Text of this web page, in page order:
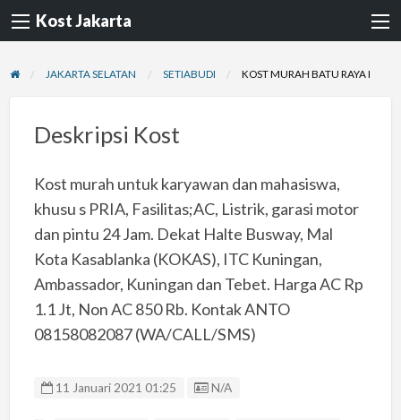
Kost Jakarta
JAKARTA SELATAN SETIABUDI KOST MURAH BATU RAYA I
Deskripsi Kost
Kost murah untuk karyawan dan mahasiswa,
khusu s PRIA, Fasilitas;AC, Listrik, garasi motor
dan pintu 24 Jam. Dekat Halte Busway, Mal
Kota Kasablanka (KOKAS), ITC Kuningan,
Ambassador, Kuningan dan Tebet. Harga AC Rp
1.1 Jt, Non AC 850 Rb. Kontak ANTO
08158082087 (WA/CALL/SMS)
11 Januari 2021 01:25 Listing ID
N/A